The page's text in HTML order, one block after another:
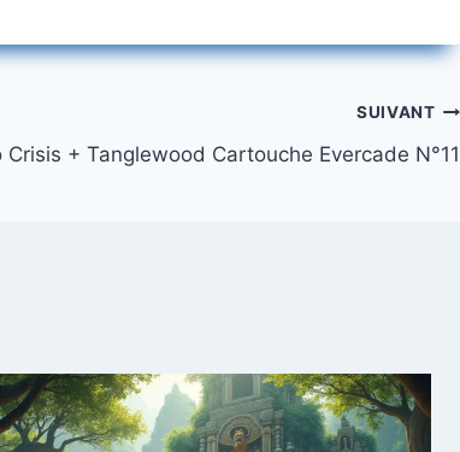
SUIVANT
+ Tanglewood Cartouche Evercade N°11